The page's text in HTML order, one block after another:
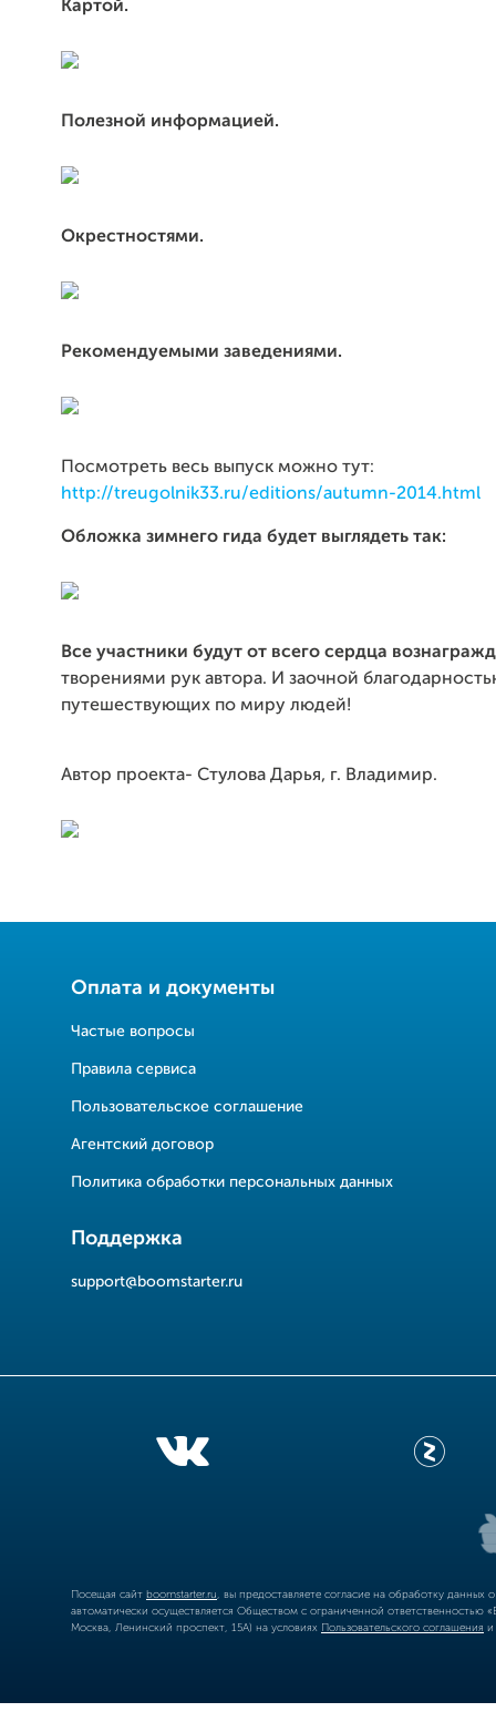
Картой.
Полезной информацией.
Окрестностями.
Рекомендуемыми заведениями.
Посмотреть весь выпуск можно тут:
http://treugolnik33.ru/editions/autumn-2014.html
Обложка зимнего гида будет выглядеть так:
Все участники будут от всего сердца
творениями рук автора. И заочной
путешествующих по миру людей!
Автор проекта- Стулова Дарья, г. Владимир.
Оплата и документы
Частые вопросы
Правила сервиса
Пользовательское соглашение
Агентский договор
Политика обработки персональных данных
Поддержка
support@boomstarter.ru
Посещая сайт boomstarter.ru , вы предоставляете согласие на обработку
автоматически осуществляется Обществом с ограниченной
Москва, Ленинский проспект, 15А) на условиях Пользовательского соглашения и